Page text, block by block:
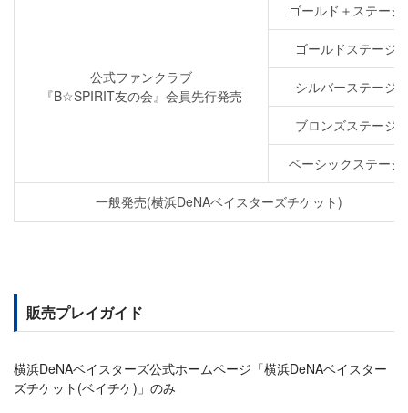
公式ファンクラブ
『B☆SPIRIT友の会』会員先行発売
ゴールド＋ステージ
ゴールドステージ
シルバーステージ
ブロンズステージ
ベーシックステージ
一般発売(横浜DeNAベイスターズチケット)
販売プレイガイド
横浜DeNAベイスターズ公式ホームページ「横浜DeNAベイスター
ズチケット(ベイチケ)」のみ